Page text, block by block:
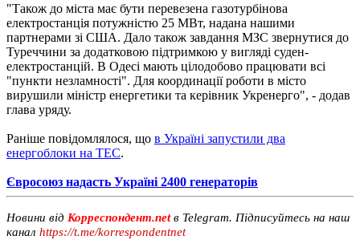
"Також до міста має бути перевезена газотурбінова
електростанція потужністю 25 МВт, надана нашими
партнерами зі США. Дало також завдання МЗС звернутися до
Туреччини за додатковою підтримкою у вигляді суден-
електростанцій. В Одесі мають цілодобово працювати всі
"пункти незламності". Для координації роботи в місто
вирушили міністр енергетики та керівник Укренерго", - додав
глава уряду.
Раніше повідомлялося, що в Україні запустили два
енергоблоки на ТЕС.
Євросоюз надасть Україні 2400 генераторів
Новини від Корреспондент.netв Telegram. Підписуйтесь на наш
канал https://t.me/korrespondentnet